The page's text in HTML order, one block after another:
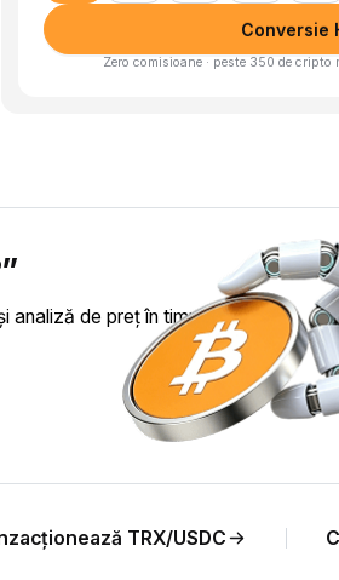
Conversie
Zero comisioane · peste 350 de cripto
analiză de preț în timp real
TRX/USDC